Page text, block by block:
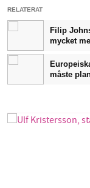
RELATERAT
Filip
mycket
måste